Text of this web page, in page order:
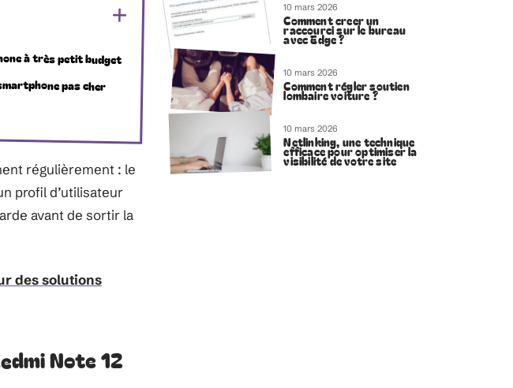
à très petit budget
pas cher
régulièrement : le
profil d’utilisateur
avant de sortir la
des solutions
Note 12
10 mars 2026
Comment creer un
raccourci sur le bureau
avec Edge ?
10 mars 2026
Comment régler soutien
lombaire voiture ?
10 mars 2026
Netlinking, une technique
efficace pour optimiser la
visibilité de votre site